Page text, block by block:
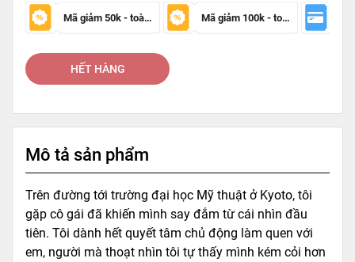
Mã giảm 50k - toàn sàn Mã giảm 100k - toàn sàn
HẾT HÀNG
Mô tả sản phẩm
Trên đường tới trường đại học Mỹ thuật ở Kyoto, tôi
gặp cô gái đã khiến mình say đắm từ cái nhìn đầu
tiên. Tôi dành hết quyết tâm chủ động làm quen với
em, người mà thoạt nhìn tôi tự thấy mình kém cỏi hơn